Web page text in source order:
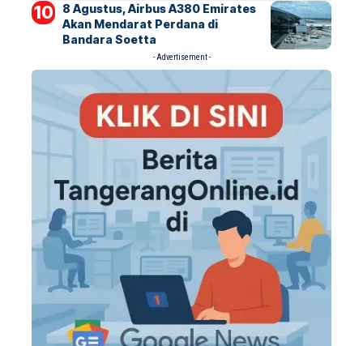
8 Agustus, Airbus A380 Emirates
Akan Mendarat Perdana di
Bandara Soetta
- Advertisement -